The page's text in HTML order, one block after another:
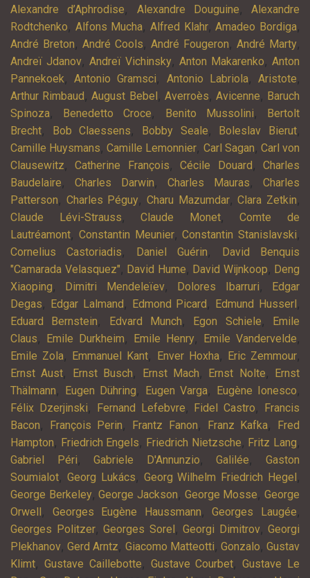
Alexandre d’Aphrodise, Alexandre Douguine, Alexandre
Rodtchenko, Alfons Mucha,Alfred Klahr,Amadeo Bordiga,
André Breton, André Cools, André Fougeron, André Marty,
Andreï Jdanov, Andreï Vichinsky, Anton Makarenko, Anton
Pannekoek,Antonio Gramsci, Antonio Labriola,Aristote,
Arthur Rimbaud ,August Bebel , Averroès, Avicenne, Baruch
Spinoza, Benedetto Croce, Benito Mussolini,
Bertolt
Brecht, Bob Claessens, Bobby Seale, Boleslav Bierut,
Camille Huysmans,Camille Lemonnier, Carl Sagan, Carl von
Clausewitz,Catherine François,Cécile Douard ,Charles
Baudelaire, Charles Darwin, Charles Mauras, Charles
Patterson, Charles Péguy,Charu Mazumdar,Clara Zetkin,
Claude Lévi-Strauss,Claude Monet,Comte de
Lautréamont, Constantin Meunier,Constantin Stanislavski,
Cornelius Castoriadis, Daniel Guérin,
David Benquis
"Camarada Velasquez", David Hume, David Wijnkoop, Deng
Xiaoping, Dimitri Mendeleïev, Dolores Ibarruri,
Edgar
Degas, Edgar Lalmand , Edmond Picard , Edmund Husserl ,
Eduard Bernstein, Edvard Munch, Egon Schiele,
Emile
Claus, Emile Durkheim, Emile Henry, Emile Vandervelde,
Emile Zola, Emmanuel Kant, Enver Hoxha, Eric Zemmour,
Ernst Aust, Ernst Busch, Ernst Mach, Ernst Nolte,
Ernst
Thälmann, Eugen Dühring, Eugen Varga, Eugène Ionesco,
Félix Dzerjinski, Fernand Lefebvre, Fidel Castro,
Francis
Bacon, François Perin, Frantz Fanon, Franz Kafka,
Fred
Hampton, Friedrich Engels, Friedrich Nietzsche, Fritz Lang,
Gabriel Péri,Gabriele D'Annunzio,Galilée,Gaston
Soumialot, Georg Lukács, Georg Wilhelm Friedrich Hegel ,
George Berkeley,George Jackson, George Mosse,George
Orwell , Georges Eugène Haussmann,Georges Laugée,
Georges Politzer, Georges Sorel , Georgi Dimitrov, Georgi
Plekhanov,Gerd Arntz, Giacomo Matteotti, Gonzalo,Gustav
Klimt, Gustave Caillebotte, Gustave Courbet,Gustave Le